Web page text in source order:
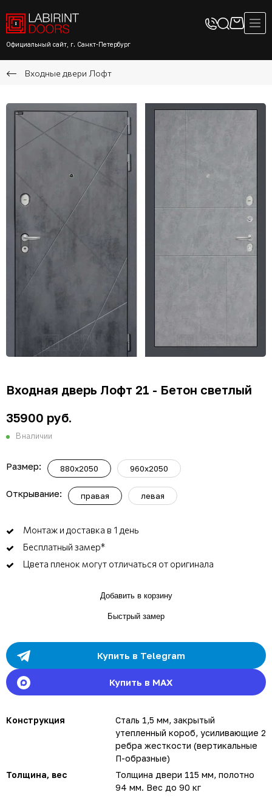
Официальный сайт, г. Санкт-Петербург
Входные двери Лофт
Входная дверь Лофт 21 - Бетон светлый
35900 руб.
В наличии
Размер: 880x2050 960x2050
Открывание: правая левая
Монтаж и доставка в 1 день
Бесплатный замер*
Цвета пленок могут отличаться от оригинала
Добавить в корзину
Быстрый замер
Купить в Telegram
Купить в MAX
Конструкция
Сталь 1,5 мм, закрытый
утепленный короб, усиливающие 2
ребра жесткости (вертикальные
П-образные)
Толщина, вес
Толщина двери 115 мм, полотно
94 мм. Вес до 90 кг